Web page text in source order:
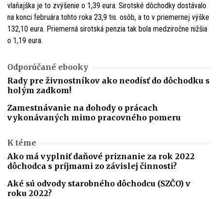
vlaňajška je to zvýšenie o 1,39 eura. Sirotské dôchodky dostávalo
na konci februára tohto roka 23,9 tis. osôb, a to v priemernej výške
132,10 eura. Priemerná sirotská penzia tak bola medziročne nižšia
o 1,19 eura.
Odporúčané ebooky
Rady pre živnostníkov ako neodísť do dôchodku s
holým zadkom!
Zamestnávanie na dohody o prácach
vykonávaných mimo pracovného pomeru
K téme
Ako má vyplniť daňové priznanie za rok 2022
dôchodca s príjmami zo závislej činnosti?
Aké sú odvody starobného dôchodcu (SZČO) v
roku 2022?